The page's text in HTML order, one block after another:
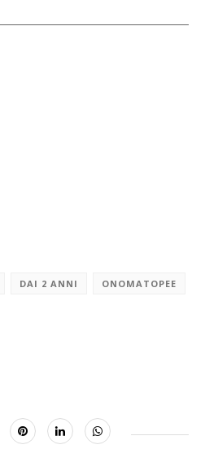
DAI 2 ANNI ONOMATOPEE